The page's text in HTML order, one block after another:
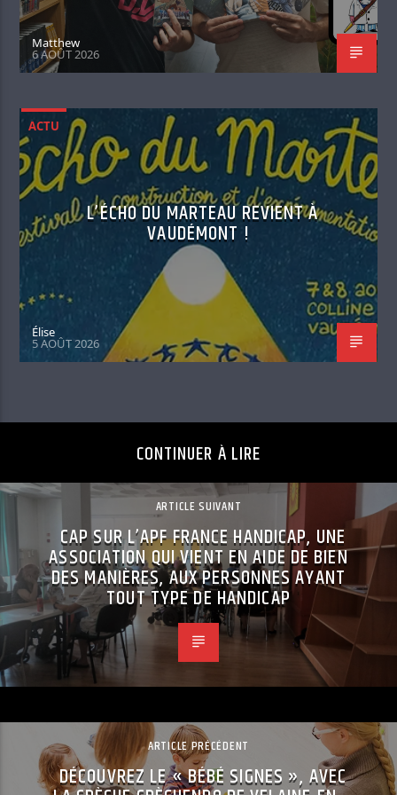
Matthew
6 AOÛT 2026
ACTU
L’ÉCHO DU MARTEAU REVIENT À
VAUDÉMONT !
Élise
5 AOÛT 2026
CONTINUER À LIRE
ARTICLE SUIVANT
CAP SUR L’APF FRANCE HANDICAP, UNE
ASSOCIATION QUI VIENT EN AIDE DE BIEN
DES MANIÈRES, AUX PERSONNES AYANT
TOUT TYPE DE HANDICAP
ARTICLE PRÉCÉDENT
DÉCOUVREZ LE « BÉBÉ SIGNES », AVEC